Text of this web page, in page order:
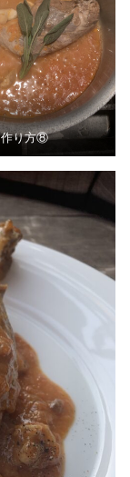
作り方⑧